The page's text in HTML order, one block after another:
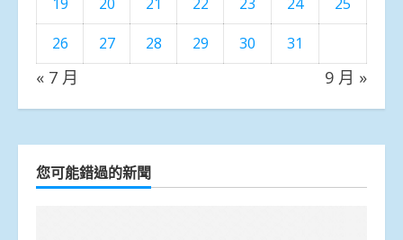
26
27 28 29 30 31
« 7 月 9 月 »
您可能錯過的新聞